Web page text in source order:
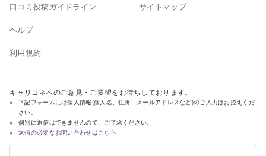
口コミ投稿ガイドライン
ヘルプ
利用規約
サイトマップ
キャリコネへのご意見・ご要望をお待ちしております。
下記フォームには個人情報(個人名、住所、メールアドレスなど)のご入力はお控えくだ
さい。
個別に返信はできませんので、ご了承ください。
返信の必要なお問い合わせはこちら